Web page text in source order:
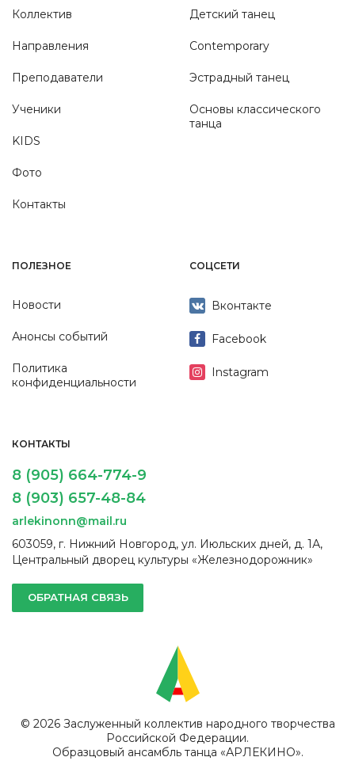
Коллектив
Направления
Преподаватели
Ученики
KIDS
Фото
Контакты
Детский танец
Contemporary
Эстрадный танец
Основы классического
танца
ПОЛЕЗНОЕ
Новости
Анонсы событий
Политика
конфиденциальности
СОЦСЕТИ
Вконтакте
Facebook
Instagram
КОНТАКТЫ
8 (905) 664-774-9
8 (903) 657-48-84
arlekinonn@mail.ru
603059, г. Нижний Новгород, ул. Июльских дней, д. 1А,
Центральный дворец культуры «Железнодорожник»
ОБРАТНАЯ СВЯЗЬ
© 2026 Заслуженный коллектив народного творчества
Российской Федерации.
Образцовый ансамбль танца «АРЛЕКИНО».